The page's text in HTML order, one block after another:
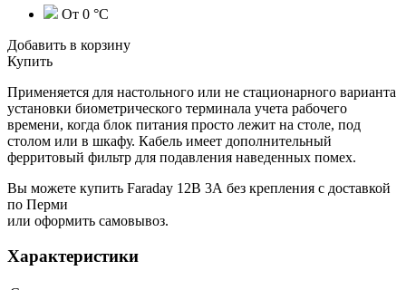
От 0 °С
Добавить в корзину
Купить
Применяется для настольного или не стационарного варианта
установки биометрического терминала учета рабочего
времени, когда блок питания просто лежит на столе, под
столом или в шкафу. Кабель имеет дополнительный
ферритовый фильтр для подавления наведенных помех.
Вы можете купить Faraday 12В 3А без крепления с доставкой
по Перми
или оформить самовывоз.
Характеристики